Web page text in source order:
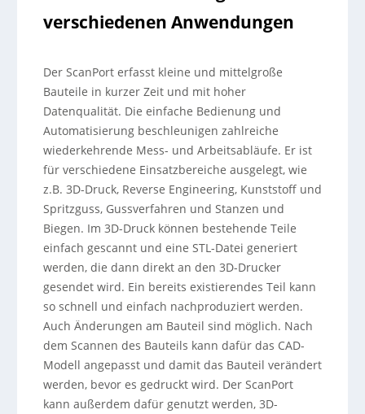
verschiedenen Anwendungen
Der ScanPort erfasst kleine und mittelgroße
Bauteile in kurzer Zeit und mit hoher
Datenqualität. Die einfache Bedienung und
Automatisierung beschleunigen zahlreiche
wiederkehrende Mess- und Arbeitsabläufe. Er ist
für verschiedene Einsatzbereiche ausgelegt, wie
z.B. 3D-Druck, Reverse Engineering, Kunststoff und
Spritzguss, Gussverfahren und Stanzen und
Biegen. Im 3D-Druck können bestehende Teile
einfach gescannt und eine STL-Datei generiert
werden, die dann direkt an den 3D-Drucker
gesendet wird. Ein bereits existierendes Teil kann
so schnell und einfach nachproduziert werden.
Auch Änderungen am Bauteil sind möglich. Nach
dem Scannen des Bauteils kann dafür das CAD-
Modell angepasst und damit das Bauteil verändert
werden, bevor es gedruckt wird. Der ScanPort
kann außerdem dafür genutzt werden, 3D-